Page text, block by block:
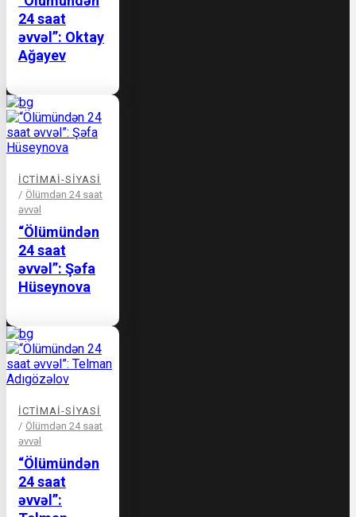
24 saat
əvvəl”: Oktay
Ağayev
İCTIMAI-SIYASI
/ Ölümdən 24 saat
əvvəl
“Ölümündən
24 saat
əvvəl”: Şəfa
Hüseynova
İCTIMAI-SIYASI
/ Ölümdən 24 saat
əvvəl
“Ölümündən
24 saat
əvvəl”: